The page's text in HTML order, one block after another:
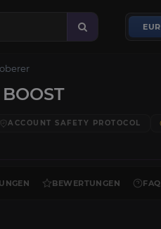
EUR
ACCOUNT SAFETY PROTOCOL
BEWERTUNGEN FAQ